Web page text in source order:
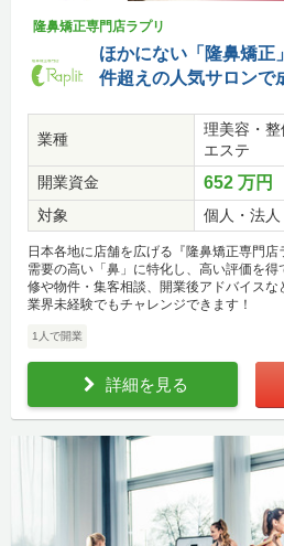
隆鼻矯正専門店ラプリ
ほかにない「隆鼻矯正
件超えの人気サロンで
業種
理美容・整
エステ
開業資金
652 万円
対象 個人・法人
日本各地に店舗を広げる『隆鼻矯正専門店
需要の高い「鼻」に特化し、高い評価を
修や物件・集客相談、開業後アドバイスな
業界未経験でもチャレンジできます！
1人で開業
詳細を見る